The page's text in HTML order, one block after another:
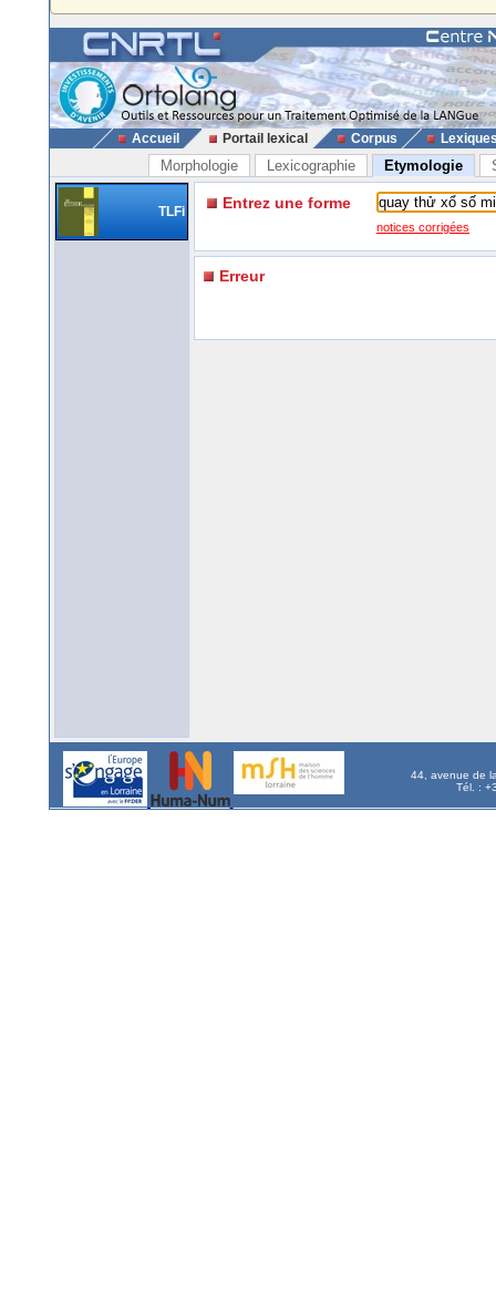
Accueil Portail lexical Corpus
Morphologie Lexicographie Etymologie
TLFi Entrez une forme
notices corrigées
Erreur
44, avenue de
Tél. :